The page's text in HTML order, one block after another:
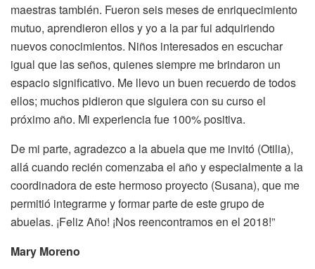
maestras también. Fueron seis meses de enriquecimiento
mutuo, aprendieron ellos y yo a la par fui adquiriendo
nuevos conocimientos. Niños interesados en escuchar
igual que las seños, quienes siempre me brindaron un
espacio significativo. Me llevo un buen recuerdo de todos
ellos; muchos pidieron que siguiera con su curso el
próximo año. Mi experiencia fue 100% positiva.
De mi parte, agradezco a la abuela que me invitó (Otilia),
allá cuando recién comenzaba el año y especialmente a la
coordinadora de este hermoso proyecto (Susana), que me
permitió integrarme y formar parte de este grupo de
abuelas. ¡Feliz Año! ¡Nos reencontramos en el 2018!”
Mary Moreno